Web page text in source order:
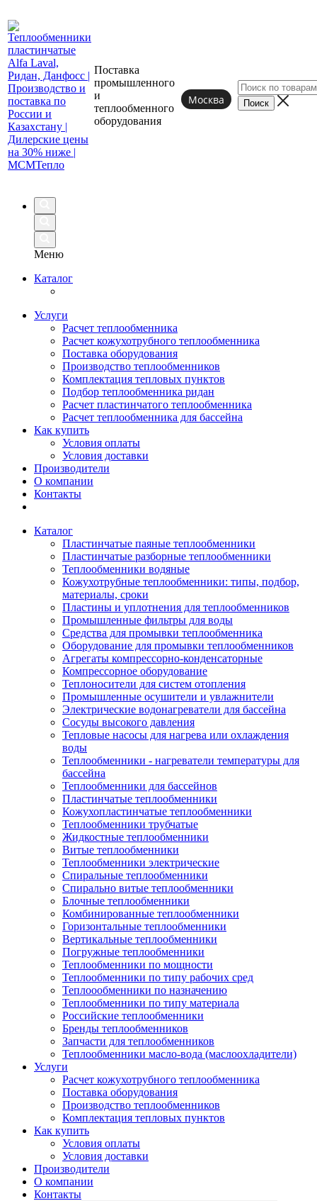
Поставка
промышленного
и
теплообменного
оборудования
Москва
Меню
Каталог
Услуги
Расчет теплообменника
Расчет кожухотрубного теплообменника
Поставка оборудования
Производство теплообменников
Комплектация тепловых пунктов
Подбор теплообменника ридан
Расчет пластинчатого теплообменника
Расчет теплообменника для бассейна
Как купить
Условия оплаты
Условия доставки
Производители
О компании
Контакты
Каталог
Пластинчатые паяные теплообменники
Пластинчатые разборные теплообменники
Теплообменники водяные
Кожухотрубные теплообменники: типы, подбор,
материалы, сроки
Пластины и уплотнения для теплообменников
Промышленные фильтры для воды
Средства для промывки теплообменника
Оборудование для промывки теплообменников
Агрегаты компрессорно-конденсаторные
Компрессорное оборудование
Теплоносители для систем отопления
Промышленные осушители и увлажнители
Электрические водонагреватели для бассейна
Сосуды высокого давления
Тепловые насосы для нагрева или охлаждения
воды
Теплообменники - нагреватели температуры для
бассейна
Теплообменники для бассейнов
Пластинчатые теплообменники
Кожухопластинчатые теплообменники
Теплообменники трубчатые
Жидкостные теплообменники
Витые теплообменники
Теплообменники электрические
Спиральные теплообменники
Спирально витые теплообменники
Блочные теплообменники
Комбинированные теплообменники
Горизонтальные теплообменники
Вертикальные теплообменники
Погружные теплообменники
Теплообменники по мощности
Теплообменники по типу рабочих сред
Теплоообменники по назначению
Теплообменники по типу материала
Российские теплообменники
Бренды теплообменников
Запчасти для теплообменников
Теплообменники масло-вода (маслоохладители)
Услуги
Расчет кожухотрубного теплообменника
Поставка оборудования
Производство теплообменников
Комплектация тепловых пунктов
Как купить
Условия оплаты
Условия доставки
Производители
О компании
Контакты